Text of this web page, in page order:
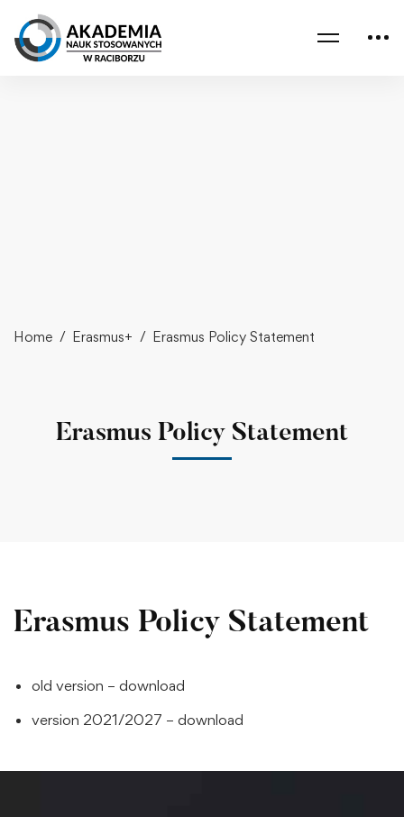
Home Erasmus+ Erasmus Policy Statement
Erasmus Policy Statement
Erasmus Policy Statement
old version – download
version 2021/2027 – download